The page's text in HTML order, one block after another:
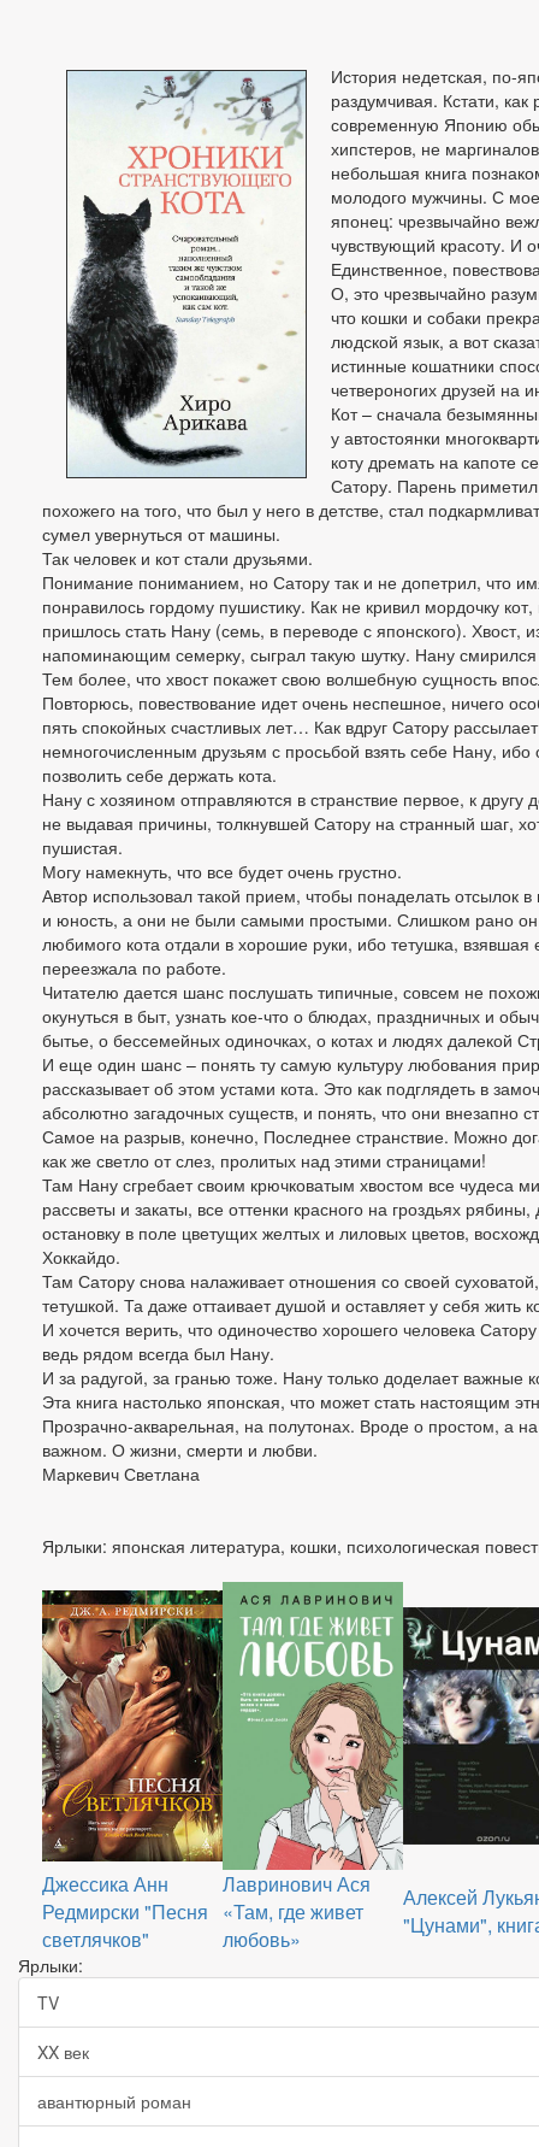
История недетская, по-
раздумчивая. Кстати, как
современную Японию
хипстеров, не
небольшая книга
молодого мужчины. С
японец: чрезвычайно
чувствующий красоту. И
Единственное,
О, это чрезвычайно
что кошки и собаки
людской язык, а вот
истинные кошатники
четвероногих друзей на
Кот – сначала
у автостоянки
коту дремать на капоте
Сатору. Парень
похожего на того, что был у него в детстве, стал
сумел увернуться от машины.
Так человек и кот стали друзьями.
Понимание пониманием, но Сатору так и не допетрил, что
понравилось гордому пушистику. Как не кривил мордочку
пришлось стать Нану (семь, в переводе с японского). Хвост,
напоминающим семерку, сыграл такую шутку. Нану
Тем более, что хвост покажет свою волшебную сущность
Повторюсь, повествование идет очень неспешное, ничего
пять спокойных счастливых лет… Как вдруг Сатору
немногочисленным друзьям с просьбой взять себе Нану,
позволить себе держать кота.
Нану с хозяином отправляются в странствие первое, к другу
не выдавая причины, толкнувшей Сатору на странный шаг,
пушистая.
Могу намекнуть, что все будет очень грустно.
Автор использовал такой прием, чтобы понаделать отсылок
и юность, а они не были самыми простыми. Слишком рано
любимого кота отдали в хорошие руки, ибо тетушка, взявшая
переезжала по работе.
Читателю дается шанс послушать типичные, совсем не
окунуться в быт, узнать кое-что о блюдах, праздничных и
бытье, о бессемейных одиночках, о котах и людях далекой
И еще один шанс – понять ту самую культуру любования
рассказывает об этом устами кота. Это как подглядеть в
абсолютно загадочных существ, и понять, что они внезапно
Самое на разрыв, конечно, Последнее странствие. Можно
как же светло от слез, пролитых над этими страницами!
Там Нану сгребает своим крючковатым хвостом все чудеса
рассветы и закаты, все оттенки красного на гроздьях
остановку в поле цветущих желтых и лиловых цветов,
Хоккайдо.
Там Сатору снова налаживает отношения со своей
тетушкой. Та даже оттаивает душой и оставляет у себя жить
И хочется верить, что одиночество хорошего человека
ведь рядом всегда был Нану.
И за радугой, за гранью тоже. Нану только доделает важные
Эта книга настолько японская, что может стать настоящим
Прозрачно-акварельная, на полутонах. Вроде о простом, а
важном. О жизни, смерти и любви.
Маркевич Светлана
Ярлыки: японская литература, кошки, психологическая
Джессика Анн
Редмирски "Песня
светлячков"
Лавринович Ася
«Там, где живет
любовь»
Алексей
"Цунами",
Ярлыки:
TV
XX век
авантюрный роман